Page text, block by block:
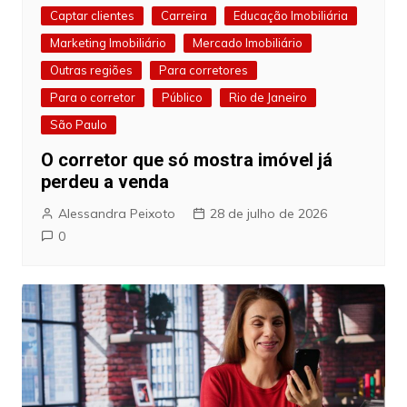
Captar clientes
Carreira
Educação Imobiliária
Marketing Imobiliário
Mercado Imobiliário
Outras regiões
Para corretores
Para o corretor
Público
Rio de Janeiro
São Paulo
O corretor que só mostra imóvel já
perdeu a venda
Alessandra Peixoto
28 de julho de 2026
0